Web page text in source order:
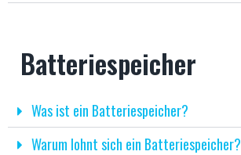
Batteriespeicher
Was ist ein Batteriespeicher?
Warum lohnt sich ein Batteriespeicher?